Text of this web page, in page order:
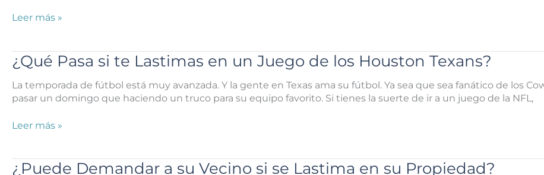
Resultó
Houston?
¿Qué
si
el
Perro
de
Vecino
en
Leer más »
¿Qué Pasa si te Lastimas en un Juego de los Houston Texans?
La temporada de fútbol está muy avanzada. Y la gente en Texas ama su fútbol. Ya sea que sea fanático de los
pasar un domingo que haciendo un truco para su equipo favorito. Si tienes la suerte de ir a un juego de la NFL,
¿Qué
te
Leer más »
¿Puede Demandar a su Vecino si se Lastima en su Propiedad?